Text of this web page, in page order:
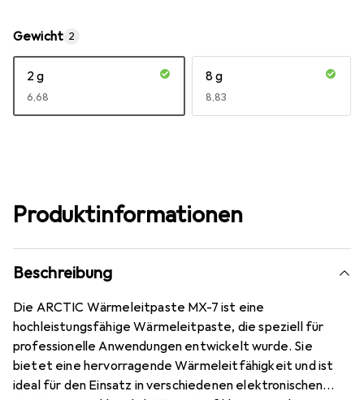
Gewicht 2
2 g
EUR
6,68
8 g
EUR
8,83
Produktinformationen
Beschreibung
Die ARCTIC Wärmeleitpaste MX-7 ist eine
hochleistungsfähige Wärmeleitpaste, die speziell für
professionelle Anwendungen entwickelt wurde. Sie
bietet eine hervorragende Wärmeleitfähigkeit und ist
ideal für den Einsatz in verschiedenen elektronischen